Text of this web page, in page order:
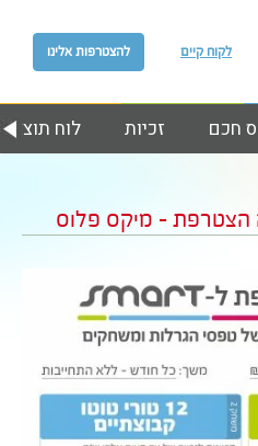
להצטרפות אלינו לקוח קיים
לוח זכיות חכם
הצטרפת – מיקס פלוס